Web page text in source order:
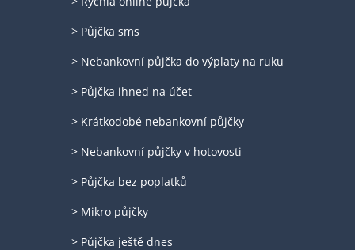
> Půjčka sms
> Nebankovní půjčka do výplaty na ruku
> Půjčka ihned na účet
> Krátkodobé nebankovní půjčky
> Nebankovní půjčky v hotovosti
> Půjčka bez poplatků
> Mikro půjčky
> Půjčka ještě dnes